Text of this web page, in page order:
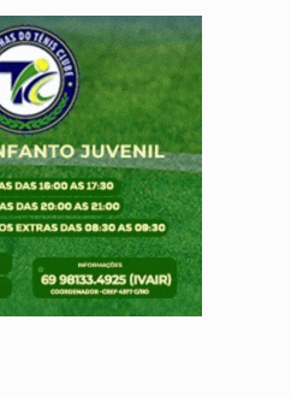
Tática prendem membro do CV com arma e drogas
fortalece parceria com a APAE para ampliar ações
testa inovações no combate a drones durante
Em Itapuã do Oeste, CINEMAZÔNIA leva cinema
de Rondônia terá sábado (8) de calor intenso
Após quase 30 anos de espera, asfalto chega ao
de Rondônia estreia na programação do Festival de